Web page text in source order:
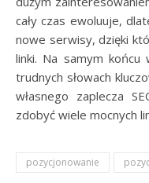
cały czas ewoluuje,
nowe serwisy, dzięki
linki. Na samym
trudnych słowach
własnego zaplecza
zdobyć wiele mocnych
pozycjonowanie